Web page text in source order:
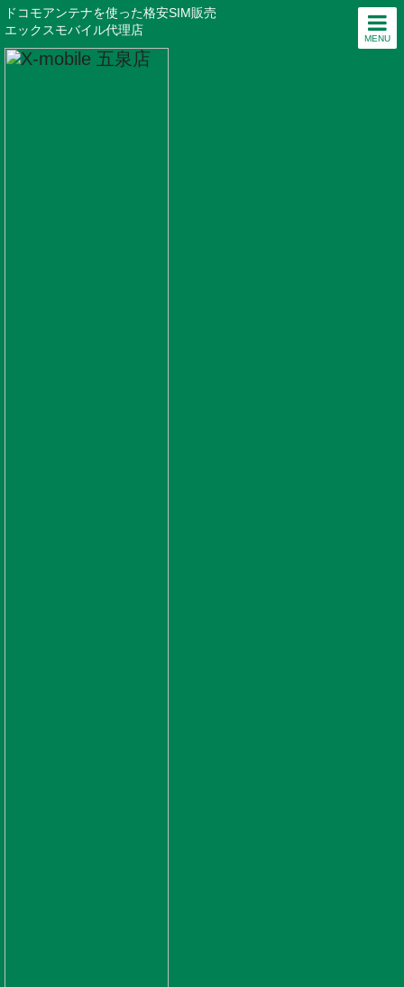
MENU
ドコモアンテナを使った格安SIM販売
エックスモバイル代理店